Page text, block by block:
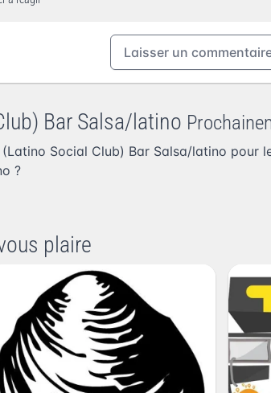
Laisser un
Bar Salsa/latino
Social Club) Bar Salsa/latino pour
?
plaire